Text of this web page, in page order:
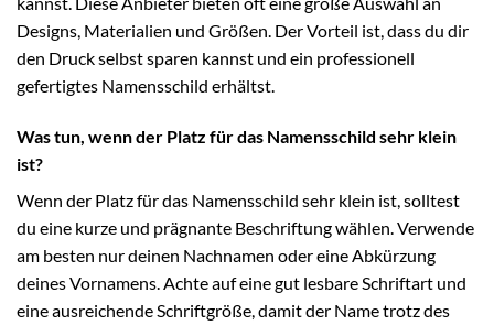
Designs, Materialien und Größen. Der Vorteil ist, dass du dir
den Druck selbst sparen kannst und ein professionell
gefertigtes Namensschild erhältst.
Was tun, wenn der Platz für das Namensschild sehr klein
ist?
Wenn der Platz für das Namensschild sehr klein ist, solltest
du eine kurze und prägnante Beschriftung wählen. Verwende
am besten nur deinen Nachnamen oder eine Abkürzung
deines Vornamens. Achte auf eine gut lesbare Schriftart und
eine ausreichende Schriftgröße, damit der Name trotz des